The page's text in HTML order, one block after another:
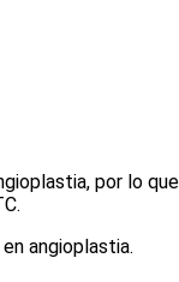
por lo que
angioplastia.